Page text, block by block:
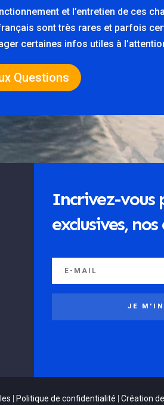
et l’entretien de ces
sont très rares et parfois
certaines infos utiles à
Questions
Incrivez-vous
exclusives, nos
JE
Politique de confidentialité Création